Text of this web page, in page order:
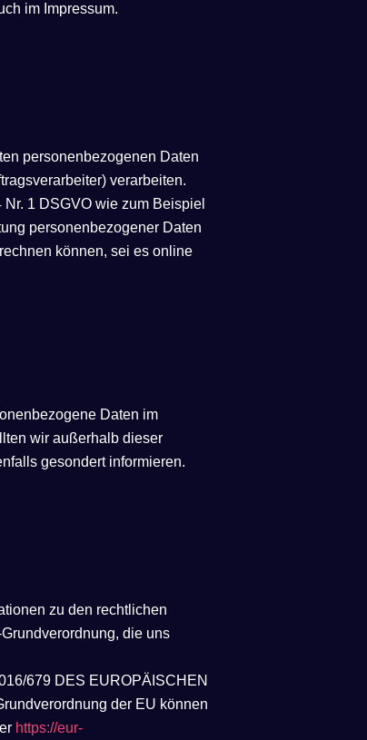
im Impressum.
personenbezogenen Daten
verarbeiten.
1 DSGVO wie zum Beispiel
personenbezogener Daten
können, sei es online
Daten im
wir außerhalb dieser
gesondert informieren.
zu den rechtlichen
die uns
679 DES EUROPÄISCHEN
der EU können
https://eur-